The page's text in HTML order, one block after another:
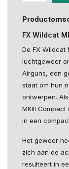
FX Wildcat
De FX Wildcat
luchtgeweer
Airguns, een
staat om hun
ontwerpen.
MKIII
in een
Het geweer
zich aan de
resulteert in